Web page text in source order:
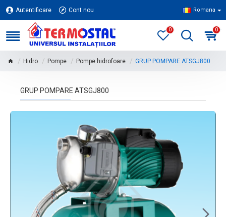
Autentificare Cont nou Romana
0 0
Hidro Pompe Pompe hidrofoare GRUP POMPARE ATSGJ800
GRUP POMPARE ATSGJ800